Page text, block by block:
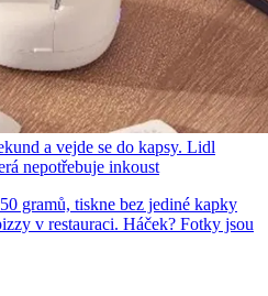
a vejde se do kapsy. Lidl
nepotřebuje inkoust
gramů, tiskne bez jediné kapky
v restauraci. Háček? Fotky jsou